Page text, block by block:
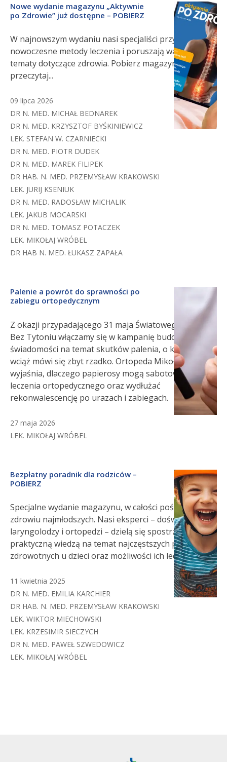
Nowe wydanie magazynu „Aktywnie
po Zdrowie” już dostępne – POBIERZ
W najnowszym wydaniu nasi specjaliści przybliżają
nowoczesne metody leczenia i poruszają ważne
tematy dotyczące zdrowia. Pobierz magazyn i
przeczytaj...
09 lipca 2026
DR N. MED. MICHAŁ BEDNAREK
DR N. MED. KRZYSZTOF BYŚKINIEWICZ
LEK. STEFAN W. CZARNIECKI
DR N. MED. PIOTR DUDEK
DR N. MED. MAREK FILIPEK
DR HAB. N. MED. PRZEMYSŁAW KRAKOWSKI
LEK. JURIJ KSENIUK
DR N. MED. RADOSŁAW MICHALIK
LEK. JAKUB MOCARSKI
DR N. MED. TOMASZ POTACZEK
LEK. MIKOŁAJ WRÓBEL
DR HAB N. MED. ŁUKASZ ZAPAŁA
Palenie a powrót do sprawności po
zabiegu ortopedycznym
Z okazji przypadającego 31 maja Światowego Dnia
Bez Tytoniu włączamy się w kampanię budowania
świadomości na temat skutków palenia, o których
wciąż mówi się zbyt rzadko. Ortopeda Mikołaj Wróbel
wyjaśnia, dlaczego papierosy mogą sabotować efekty
leczenia ortopedycznego oraz wydłużać
rekonwalescencję po urazach i zabiegach.
27 maja 2026
LEK. MIKOŁAJ WRÓBEL
Bezpłatny poradnik dla rodziców –
POBIERZ
Specjalne wydanie magazynu, w całości poświęcone
zdrowiu najmłodszych. Nasi eksperci – doświadczeni
laryngolodzy i ortopedzi – dzielą się spostrzeżeniami i
praktyczną wiedzą na temat najczęstszych problemów
zdrowotnych u dzieci oraz możliwości ich leczenia.
11 kwietnia 2025
DR N. MED. EMILIA KARCHIER
DR HAB. N. MED. PRZEMYSŁAW KRAKOWSKI
LEK. WIKTOR MIECHOWSKI
LEK. KRZESIMIR SIECZYCH
DR N. MED. PAWEŁ SZWEDOWICZ
LEK. MIKOŁAJ WRÓBEL